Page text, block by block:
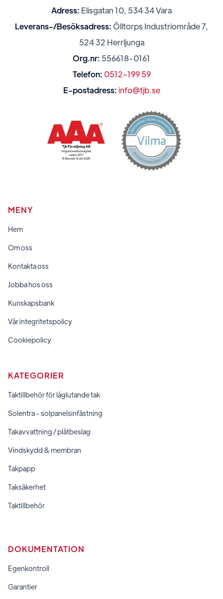
Adress: Elisgatan 10, 534 34 Vara
Leverans-/Besöksadress: Ölltorps Industriområde 7,
524 32 Herrljunga
Org.nr: 556618-0161
Telefon: 0512-199 59
E-postadress: info@tjb.se
MENY
Hem
Om oss
Kontakta oss
Jobba hos oss
Kunskapsbank
Vår integritetspolicy
Cookiepolicy
KATEGORIER
Taktillbehör för låglutande tak
Solentra - solpanelsinfästning
Takavvattning / plåtbeslag
Vindskydd & membran
Takpapp
Taksäkerhet
Taktillbehör
DOKUMENTATION
Egenkontroll
Garantier